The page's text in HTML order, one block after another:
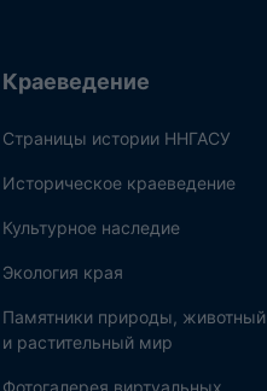
Краеведение
Страницы истории ННГАСУ
Историческое краеведение
Культурное наследие
Экология края
Памятники природы, животный
и растительный мир